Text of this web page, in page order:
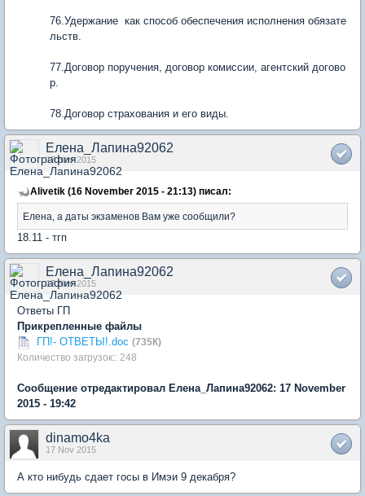
76.Удержание как способ обеспечения исполнения обязате
льств.
77.Договор поручения, договор комиссии, агентский догово
р.
78.Договор страхования и его виды.
Елена_Лапина92062
17 Nov 2015
Alivetik (16 November 2015 - 21:13) писал:
Елена, а даты экзаменов Вам уже сообщили?
18.11 - тгп
Елена_Лапина92062
17 Nov 2015
Ответы ГП
Прикрепленные файлы
ГП!- ОТВЕТЫ!.doc (735К)
Количество загрузок:: 248
Сообщение отредактировал Елена_Лапина92062: 17 November
2015 - 19:42
dinamo4ka
17 Nov 2015
А кто нибудь сдает госы в Имэи 9 декабря?